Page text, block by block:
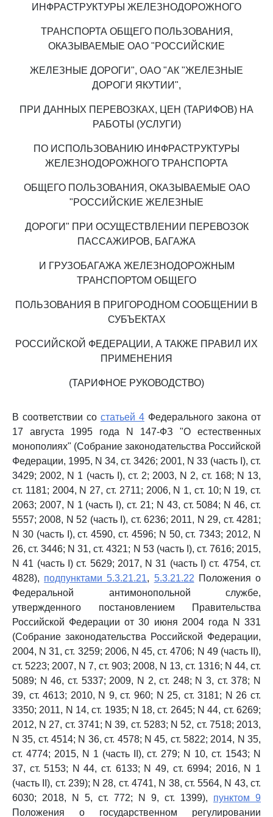
ИНФРАСТРУКТУРЫ ЖЕЛЕЗНОДОРОЖНОГО
ТРАНСПОРТА ОБЩЕГО ПОЛЬЗОВАНИЯ,
ОКАЗЫВАЕМЫЕ ОАО "РОССИЙСКИЕ
ЖЕЛЕЗНЫЕ ДОРОГИ", ОАО "АК "ЖЕЛЕЗНЫЕ
ДОРОГИ ЯКУТИИ",
ПРИ ДАННЫХ ПЕРЕВОЗКАХ, ЦЕН (ТАРИФОВ) НА
РАБОТЫ (УСЛУГИ)
ПО ИСПОЛЬЗОВАНИЮ ИНФРАСТРУКТУРЫ
ЖЕЛЕЗНОДОРОЖНОГО ТРАНСПОРТА
ОБЩЕГО ПОЛЬЗОВАНИЯ, ОКАЗЫВАЕМЫЕ ОАО
"РОССИЙСКИЕ ЖЕЛЕЗНЫЕ
ДОРОГИ" ПРИ ОСУЩЕСТВЛЕНИИ ПЕРЕВОЗОК
ПАССАЖИРОВ, БАГАЖА
И ГРУЗОБАГАЖА ЖЕЛЕЗНОДОРОЖНЫМ
ТРАНСПОРТОМ ОБЩЕГО
ПОЛЬЗОВАНИЯ В ПРИГОРОДНОМ СООБЩЕНИИ В
СУБЪЕКТАХ
РОССИЙСКОЙ ФЕДЕРАЦИИ, А ТАКЖЕ ПРАВИЛ ИХ
ПРИМЕНЕНИЯ
(ТАРИФНОЕ РУКОВОДСТВО)
В соответствии со статьей 4 Федерального закона от
17 августа 1995 года N 147-ФЗ "О естественных
монополиях" (Собрание законодательства Российской
Федерации, 1995, N 34, ст. 3426; 2001, N 33 (часть I), ст.
3429; 2002, N 1 (часть I), ст. 2; 2003, N 2, ст. 168; N 13,
ст. 1181; 2004, N 27, ст. 2711; 2006, N 1, ст. 10; N 19, ст.
2063; 2007, N 1 (часть I), ст. 21; N 43, ст. 5084; N 46, ст.
5557; 2008, N 52 (часть I), ст. 6236; 2011, N 29, ст. 4281;
N 30 (часть I), ст. 4590, ст. 4596; N 50, ст. 7343; 2012, N
26, ст. 3446; N 31, ст. 4321; N 53 (часть I), ст. 7616; 2015,
N 41 (часть I) ст. 5629; 2017, N 31 (часть I) ст. 4754, ст.
4828), подпунктами 5.3.21.21, 5.3.21.22 Положения о
Федеральной антимонопольной службе,
утвержденного постановлением Правительства
Российской Федерации от 30 июня 2004 года N 331
(Собрание законодательства Российской Федерации,
2004, N 31, ст. 3259; 2006, N 45, ст. 4706; N 49 (часть II),
ст. 5223; 2007, N 7, ст. 903; 2008, N 13, ст. 1316; N 44, ст.
5089; N 46, ст. 5337; 2009, N 2, ст. 248; N 3, ст. 378; N
39, ст. 4613; 2010, N 9, ст. 960; N 25, ст. 3181; N 26 ст.
3350; 2011, N 14, ст. 1935; N 18, ст. 2645; N 44, ст. 6269;
2012, N 27, ст. 3741; N 39, ст. 5283; N 52, ст. 7518; 2013,
N 35, ст. 4514; N 36, ст. 4578; N 45, ст. 5822; 2014, N 35,
ст. 4774; 2015, N 1 (часть II), ст. 279; N 10, ст. 1543; N
37, ст. 5153; N 44, ст. 6133; N 49, ст. 6994; 2016, N 1
(часть II), ст. 239); N 28, ст. 4741, N 38, ст. 5564, N 43, ст.
6030; 2018, N 5, ст. 772; N 9, ст. 1399), пунктом 9
Положения о государственном регулировании